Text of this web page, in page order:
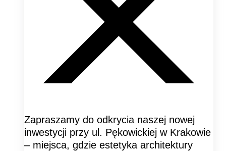
Zapraszamy do odkrycia naszej nowej
inwestycji przy ul. Pękowickiej w Krakowie
– miejsca, gdzie estetyka architektury